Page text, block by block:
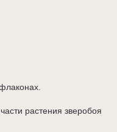
растения зверобоя